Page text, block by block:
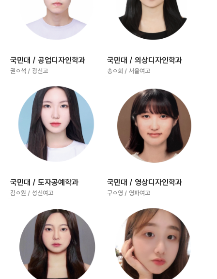
국민대 / 공업디자인학과
권ㅇ석 / 광신고
국민대 / 의상디자인학과
송ㅇ희 / 서울여고
국민대 / 도자공예학과
김ㅇ원 / 성신여고
국민대 / 영상디자인학과
구ㅇ영 / 영파여고